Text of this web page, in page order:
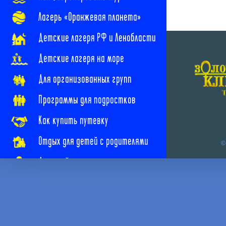
Лагерь «Оранжевая планета»
Детские лагеря РФ и Ленобласти
Детские лагеря на море
Для организованных групп
Программы для подростков
Как купить путевку
Отдых для детей с родителями
Детский отдых с лечением
©